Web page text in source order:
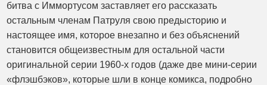
битва с Иммортусом заставляет его рассказать
остальным членам Патруля свою предысторию и
настоящее имя, которое внезапно и без объяснений
становится общеизвестным для остальной части
оригинальной серии 1960-х годов (даже две мини-серии
«флэшбэков», которые шли в конце комикса, подробно